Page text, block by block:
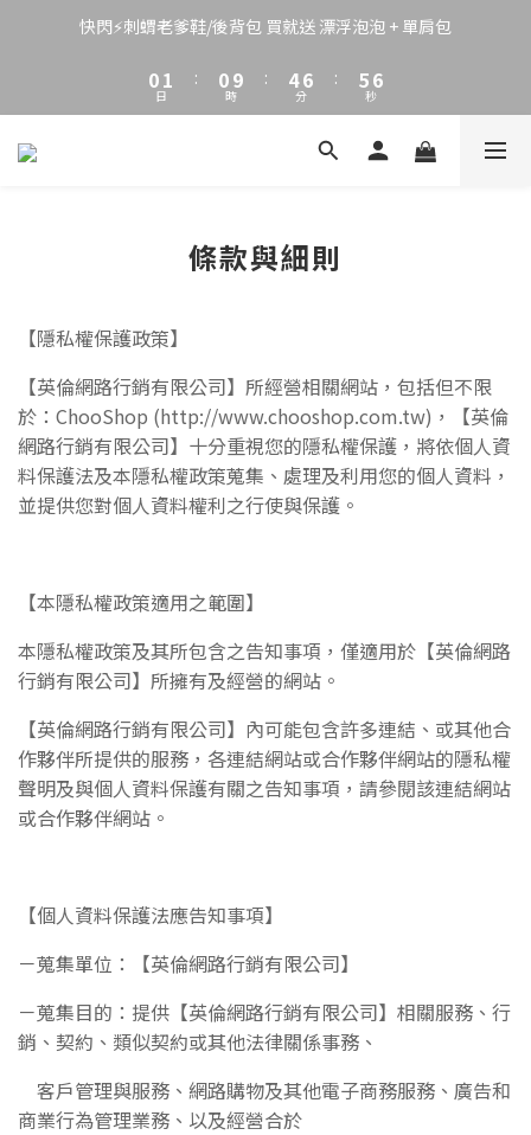
快閃⚡刺蝟老爹鞋/後背包 買就送 漂浮泡泡 + 單肩包
2
0
3
1
0
日
:
2
09
8
2
時
:
6
4
3
8
6
5
分
:
7
5
4
2
7
5
4
2
秒
條款與細則
【隱私權保護政策】
【英倫網路行銷有限公司】所經營相關網站，包括但不限
於：ChooShop (http://www.chooshop.com.tw)，
【英倫
網路行銷有限公司】 十分重視您的隱私權保護，將依個人資
料保護法及本隱私權政策蒐集、處理及利用您的個人資料，
並提供您對個人資料權利之行使與保護。
【本隱私權政策適用之範圍】
本隱私權政策及其所包含之告知事項，僅適用於 【英倫網路
行銷有限公司】 所擁有及經營的網站。
【英倫網路行銷有限公司】 內可能包含許多連結、或其他合
作夥伴所提供的服務，各連結網站或合作夥伴網站的隱私權
聲明及與個人資料保護有關之告知事項，請參閱該連結網站
或合作夥伴網站。
【個人資料保護法應告知事項】
－蒐集單位：
【英倫網路行銷有限公司】
－蒐集目的：提供 【英倫網路行銷有限公司】 相關服務、行
銷、契約、類似契約或其他法律關係事務、
客戶管理與服務、網路購物及其他電子商務服務、廣告和
商業行為管理業務、以及經營合於